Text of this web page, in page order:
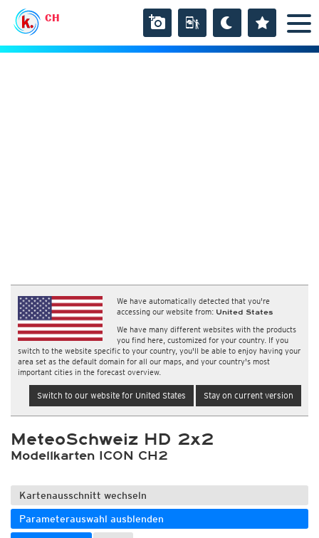
CH
We have automatically detected that you're
accessing our website from: United States
We have many different websites with the products
you find here, customized for your country. If you
switch to the website specific to your country, you'll be able to enjoy having your
area set as the default domain for all our maps, and your country's most
important cities in the forecast overview.
Switch to our website for United States Stay on current version
MeteoSchweiz HD 2x2
Modellkarten ICON CH2
Kartenausschnitt wechseln
Parameterauswahl ausblenden